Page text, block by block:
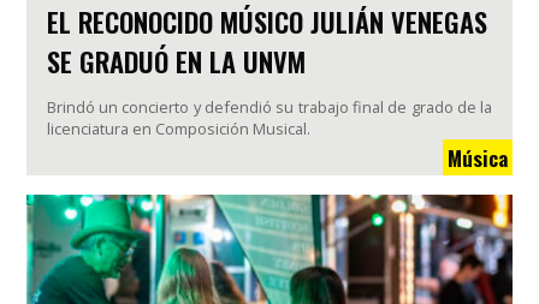
EL RECONOCIDO MÚSICO JULIÁN VENEGAS
SE GRADUÓ EN LA UNVM
Brindó un concierto y defendió su trabajo final de grado de la
licenciatura en Composición Musical.
Música